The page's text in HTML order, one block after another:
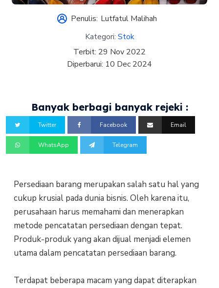
Penulis: Lutfatul Malihah
Kategori: Stok
Terbit: 29 Nov 2022
Diperbarui: 10 Dec 2024
Banyak berbagi banyak rejeki :
Twitter Facebook Email
WhatsApp Telegram
Persediaan barang merupakan salah satu hal yang
cukup krusial pada dunia bisnis. Oleh karena itu,
perusahaan harus memahami dan menerapkan
metode pencatatan persediaan dengan tepat.
Produk-produk yang akan dijual menjadi elemen
utama dalam pencatatan persediaan barang.
Terdapat beberapa macam yang dapat diterapkan